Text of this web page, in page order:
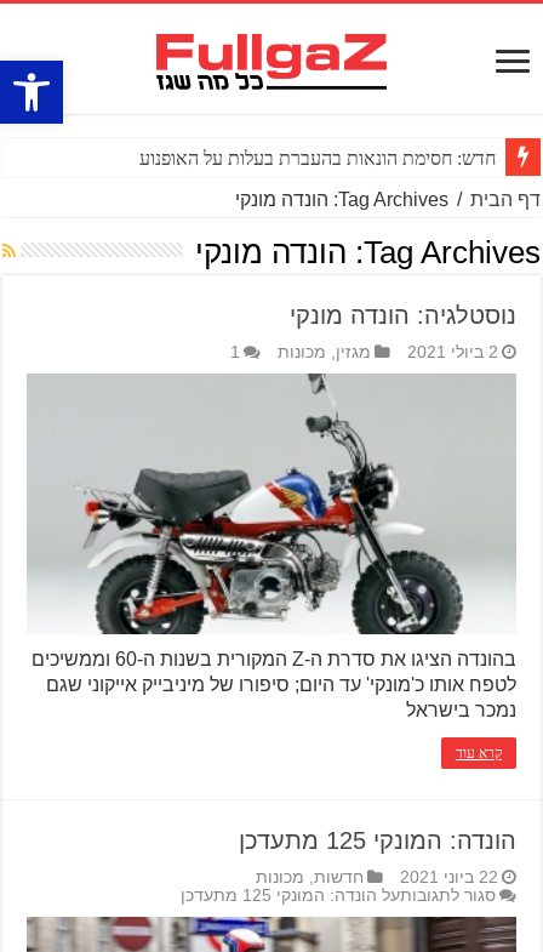
פתח
חדש: חסימת הונאות בהעברת בעלות על האופנוע
דף הבית / Tag Archives: הונדה מונקי
Tag Archives: הונדה מונקי
נוסטלגיה: הונדה מונקי
2 ביולי 2021 מגזין מכונות 1
בהונדה הציגו את סדרת ה-Z המקורית בשנות ה-60 וממשיכים
לטפח אותו כ'מונקי' עד היום; סיפורו של מיניבייק אייקוני שגם
נמכר בישראל
קרא עוד
הונדה: המונקי 125 מתעדכן
22 ביוני 2021 חדשות מכונות
סגור לתגובותעל הונדה: המונקי 125 מתעדכן